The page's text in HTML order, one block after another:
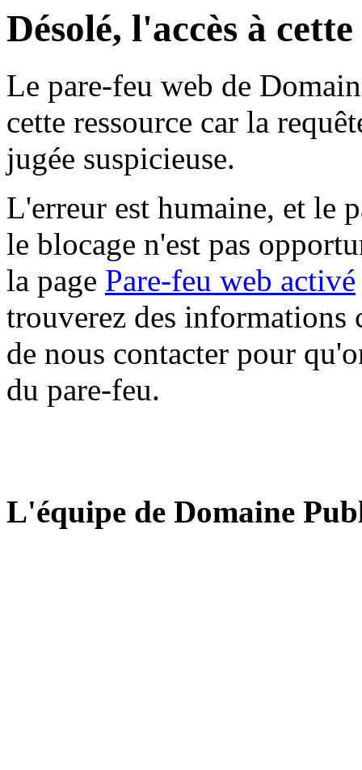
Désolé, l'accès à
Le pare-feu web de
cette ressource car la
jugée suspicieuse.
L'erreur est humaine, et le
le blocage n'est pas
la page Pare-feu web activé
trouverez des informations
de nous contacter pour
du pare-feu.
L'équipe de Domaine